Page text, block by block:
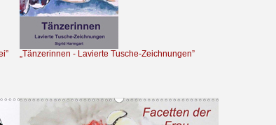
„Tänzerinnen - Lavierte Tusche-Zeichnungen”